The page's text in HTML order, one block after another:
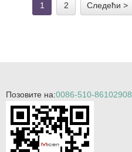
1 2 Следећи >
Позовите на:0086-510-86102908